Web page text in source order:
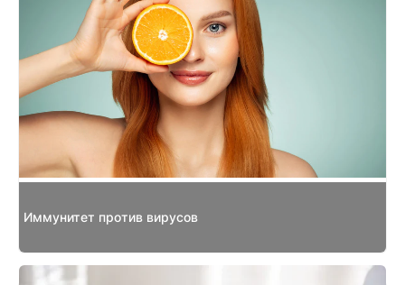
Иммунитет против вирусов